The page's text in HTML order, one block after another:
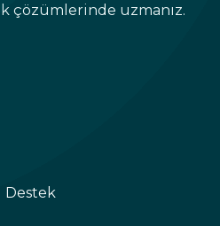
çözümlerinde uzmanız.
Destek